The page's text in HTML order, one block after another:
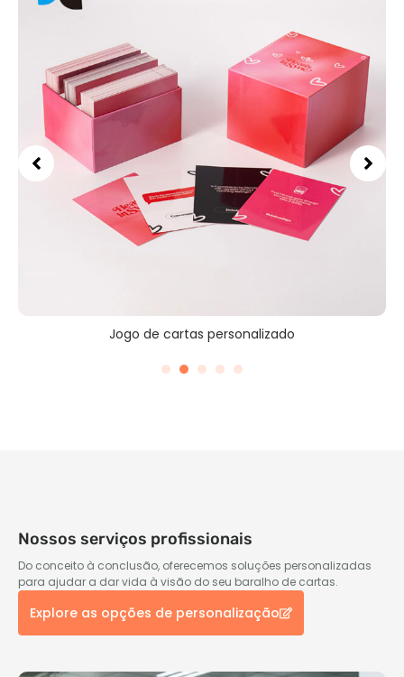
Jogo de cartas personalizado
Nossos serviços profissionais
Do conceito à conclusão, oferecemos soluções personalizadas
para ajudar a dar vida à visão do seu baralho de cartas.
Explore as opções de personalização